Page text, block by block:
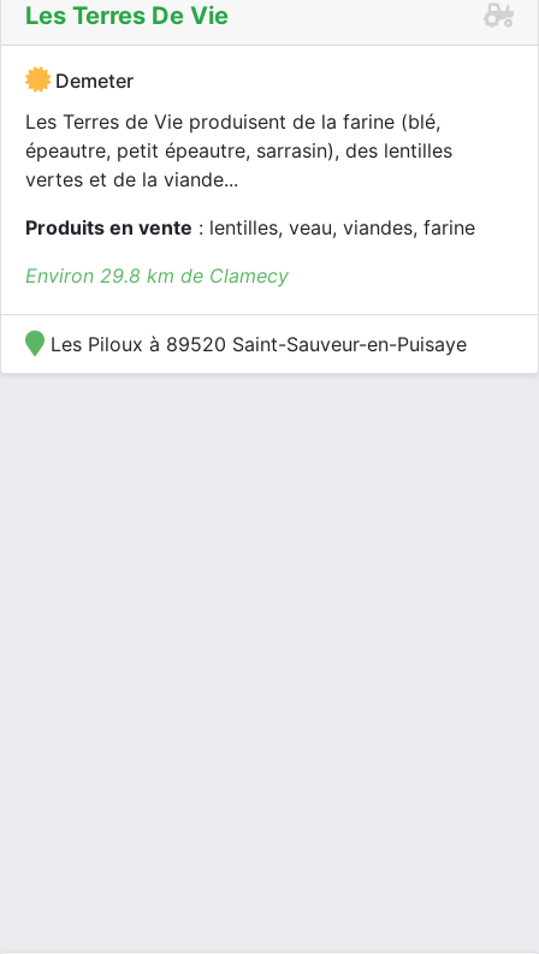
Les Terres De Vie
Demeter
Les Terres de Vie produisent de la farine (blé,
épeautre, petit épeautre, sarrasin), des lentilles
vertes et de la viande...
Produits en vente : lentilles, veau, viandes, farine
Environ 29.8 km de Clamecy
Les Piloux à 89520 Saint-Sauveur-en-Puisaye